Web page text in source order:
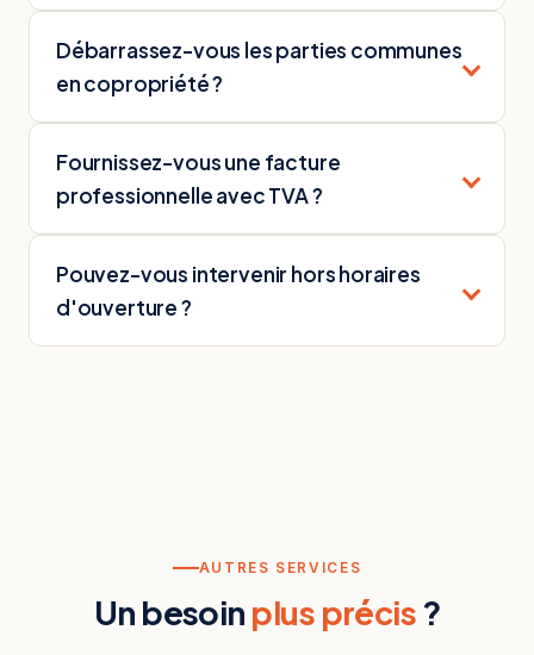
Débarrassez-vous les parties communes
en copropriété ?
Fournissez-vous une facture
professionnelle avec TVA ?
Pouvez-vous intervenir hors horaires
d'ouverture ?
AUTRES SERVICES
Un besoin plus précis ?